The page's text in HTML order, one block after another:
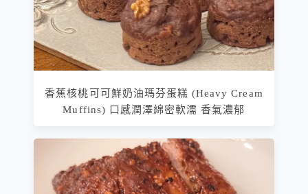
香蕉核桃可可鮮奶油瑪芬蛋糕 (Heavy Cream
Muffins) 口感潤澤綿密軟濡 香氣濃郁